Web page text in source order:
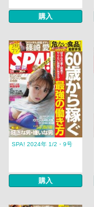
購入
SPA! 2024年 1/2・9号
購入